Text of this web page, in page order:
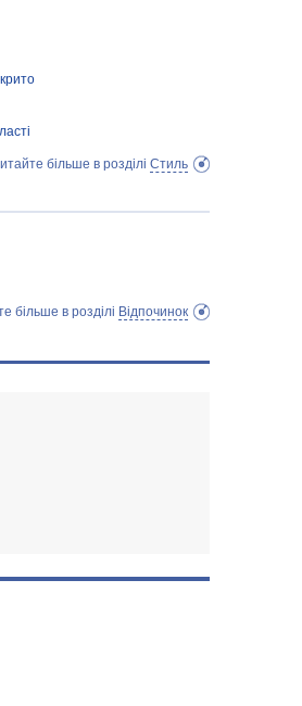
більше в розділі Стиль
більше в розділі Відпочинок